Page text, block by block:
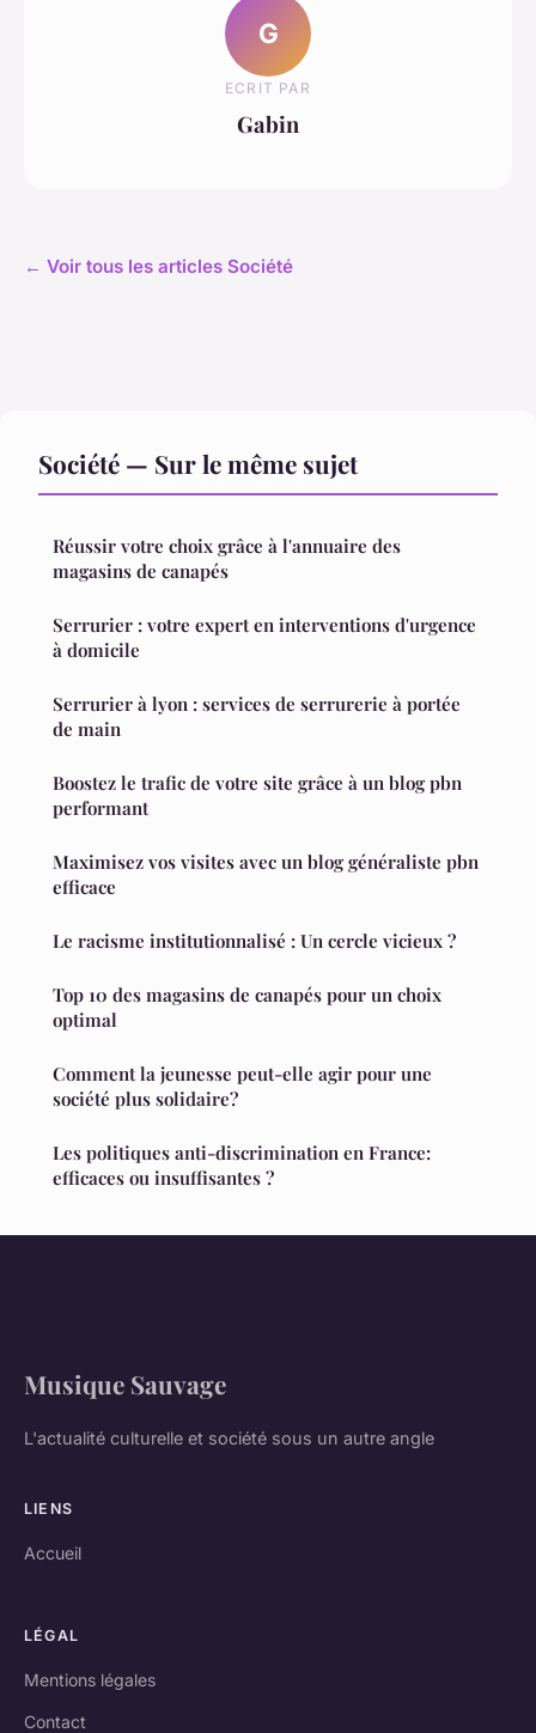
G
ECRIT PAR
Gabin
← Voir tous les articles Société
Société — Sur le même sujet
Réussir votre choix grâce à l'annuaire des
magasins de canapés
Serrurier : votre expert en interventions d'urgence
à domicile
Serrurier à lyon : services de serrurerie à portée
de main
Boostez le trafic de votre site grâce à un blog pbn
performant
Maximisez vos visites avec un blog généraliste pbn
efficace
Le racisme institutionnalisé : Un cercle vicieux ?
Top 10 des magasins de canapés pour un choix
optimal
Comment la jeunesse peut-elle agir pour une
société plus solidaire?
Les politiques anti-discrimination en France:
efficaces ou insuffisantes ?
Musique Sauvage
L'actualité culturelle et société sous un autre angle
LIENS
Accueil
LÉGAL
Mentions légales
Contact